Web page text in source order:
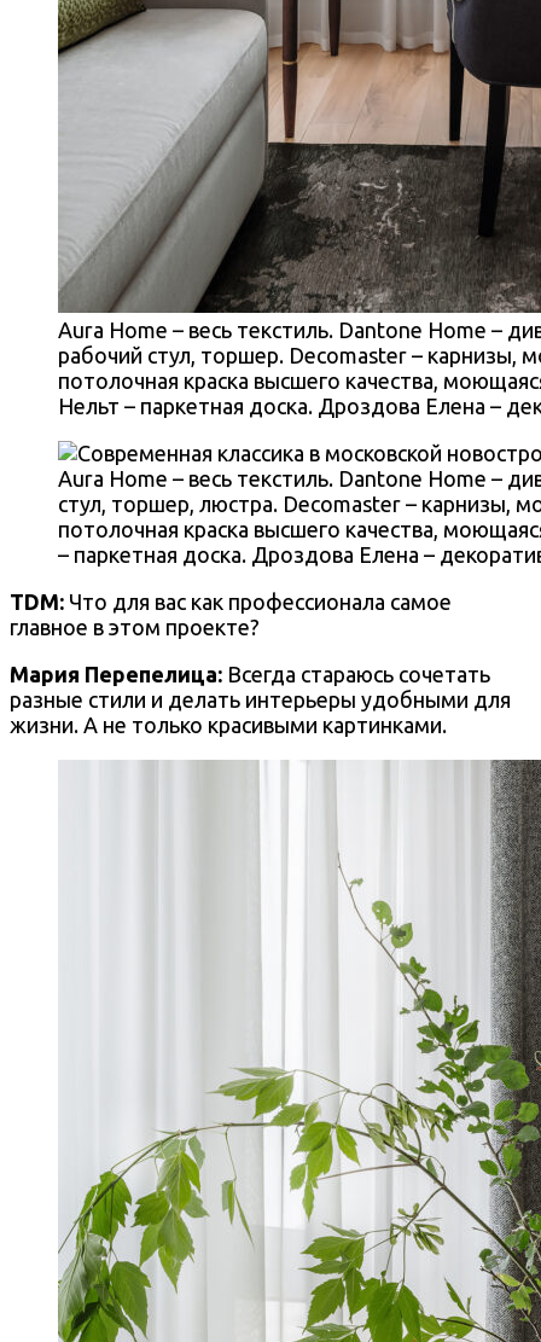
Aura Home – весь текстиль. Dantone Home –
рабочий стул, торшер. Decomaster – карнизы,
потолочная краска высшего качества,
Нельт – паркетная доска. Дроздова Елена –
Aura Home – весь текстиль. Dantone Home –
стул, торшер, люстра. Decomaster – карнизы,
потолочная краска высшего качества,
– паркетная доска. Дроздова Елена –
TDM: Что для вас как профессионала самое
главное в этом проекте?
Мария Перепелица: Всегда стараюсь сочетать
разные стили и делать интерьеры удобными для
жизни. А не только красивыми картинками.